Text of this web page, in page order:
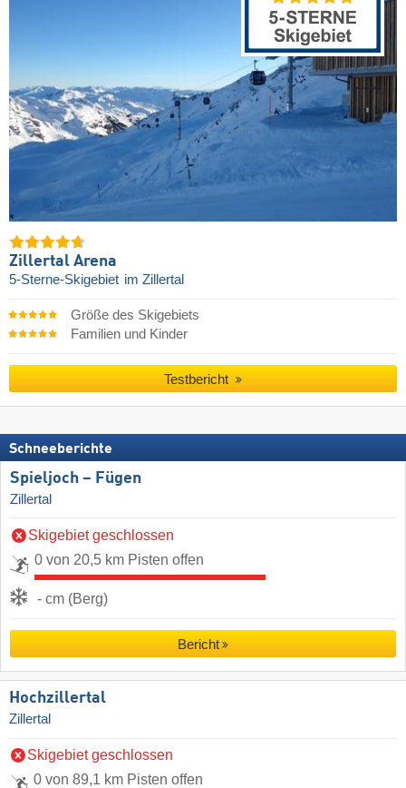
Zillertal Arena
5-Sterne-Skigebiet im Zillertal
Größe des Skigebiets
Familien und Kinder
Testbericht
Schneeberichte
Spieljoch – Fügen
Zillertal
Skigebiet geschlossen
0 von 20,5 km Pisten offen
- cm (Berg)
Bericht
Hochzillertal
Zillertal
Skigebiet geschlossen
0 von 89,1 km Pisten offen